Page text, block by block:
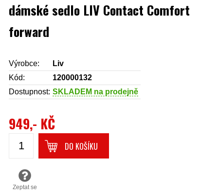
dámské sedlo LIV Contact Comfort
forward
Výrobce:
Liv
Kód:
120000132
Dostupnost: SKLADEM na prodejně
949,- KČ
DO KOŠÍKU
Zeptat se